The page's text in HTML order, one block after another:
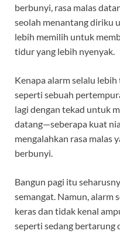
berbunyi, rasa malas
seolah menantang diriku
lebih memilih untuk
tidur yang lebih nyenyak.
Kenapa alarm selalu
seperti sebuah
lagi dengan tekad untuk
datang—seberapa kuat
mengalahkan rasa malas
berbunyi.
Bangun pagi itu
semangat. Namun, alarm
keras dan tidak kenal
seperti sedang